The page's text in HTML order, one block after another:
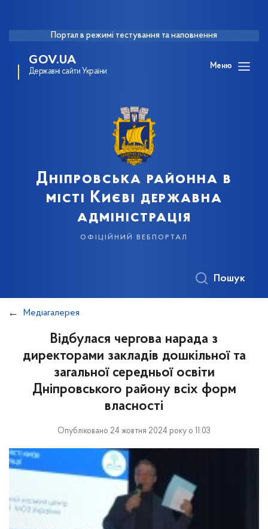
Портал в режимі тестування та наповнення
GOV.UA
Державні сайти України
Меню
Дніпровська районна в
місті Києві державна
адміністрація
офіційний вебпортал
Пошук
Медіагалерея
Відбулася чергова нарада з
директорами закладів дошкільної та
загальної середньої освіти
Дніпровського району всіх форм
власності
Опубліковано 24 жовтня 2024 року о 11:03